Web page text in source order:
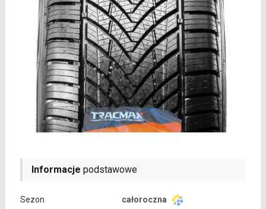
Informacje podstawowe
Sezon
całoroczna